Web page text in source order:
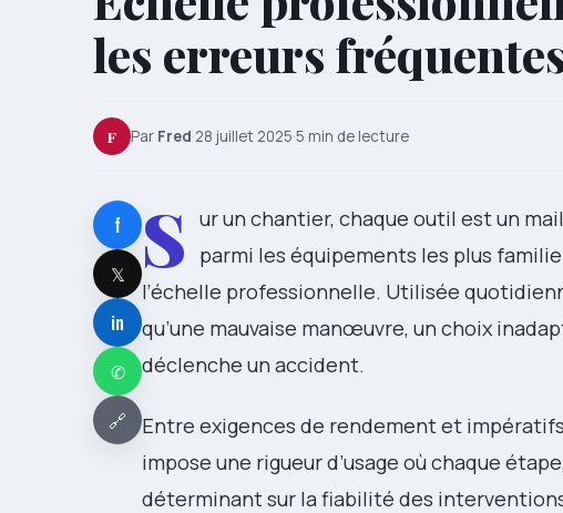
les erreurs
F Par Fred·28 juillet 2025·5 min de lecture
f
𝕏
in
✆
🔗
S ur un chantier, chaque outil est un
parmi les équipements les plus
l’échelle professionnelle. Utilisée
qu’une mauvaise manœuvre, un choix
déclenche un accident.
Entre exigences de rendement et
impose une rigueur d’usage où chaque
déterminant sur la fiabilité des